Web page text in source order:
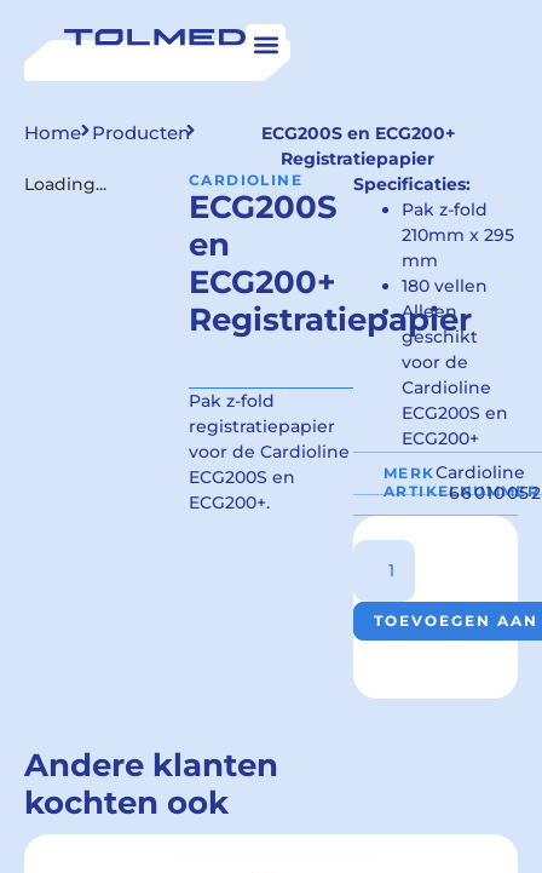
Home Producten
ECG200S en ECG200+
Registratiepapier
Loading...
CARDIOLINE
ECG200S
en
ECG200+
Registratiepapier
Pak z-fold
registratiepapier
voor de Cardioline
ECG200S en
ECG200+.
Specificaties:
Pak z-fold
210mm x 295
mm
180 vellen
Alleen
geschikt
voor de
Cardioline
ECG200S en
ECG200+
MERKCardioline
ARTIKELNUMMER
66010052
TOEVOEGEN
Andere klanten
kochten ook